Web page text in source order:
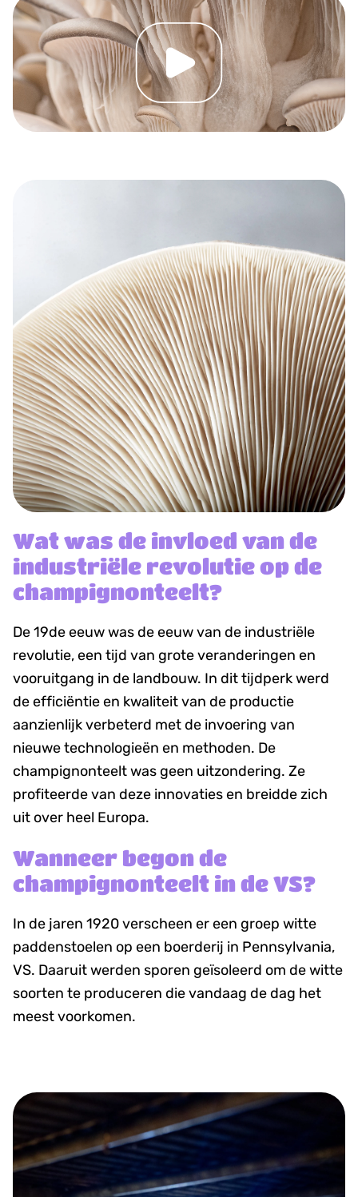
Wat was de invloed van de
industriële revolutie op de
champignonteelt?
De 19de eeuw was de eeuw van de industriële
revolutie, een tijd van grote veranderingen en
vooruitgang in de landbouw. In dit tijdperk werd
de efficiëntie en kwaliteit van de productie
aanzienlijk verbeterd met de invoering van
nieuwe technologieën en methoden. De
champignonteelt was geen uitzondering. Ze
profiteerde van deze innovaties en breidde zich
uit over heel Europa.
Wanneer begon de
champignonteelt in de VS?
In de jaren 1920 verscheen er een groep witte
paddenstoelen op een boerderij in Pennsylvania,
VS. Daaruit werden sporen geïsoleerd om de witte
soorten te produceren die vandaag de dag het
meest voorkomen.